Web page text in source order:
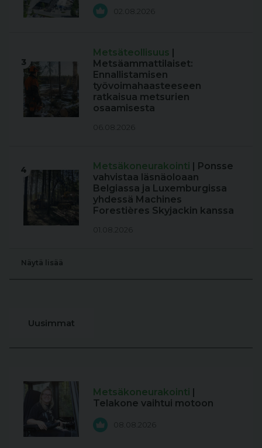
02.08.2026
3
Metsäteollisuus |
Metsäammattilaiset:
Ennallistamisen
työvoimahaasteeseen
ratkaisua metsurien
osaamisesta
06.08.2026
4 Metsäkoneurakointi | Ponsse
vahvistaa läsnäoloaan
Belgiassa ja Luxemburgissa
yhdessä Machines
Forestières Skyjackin kanssa
01.08.2026
Näytä lisää
Uusimmat
Metsäkoneurakointi |
Telakone vaihtui motoon
08.08.2026